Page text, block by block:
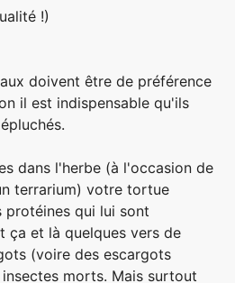
!)
doivent être de préférence
il est indispensable qu'ils
dans l'herbe (à l'occasion de
terrarium) votre tortue
qui lui sont
ça et là quelques vers de
(voire des escargots
morts. Mais surtout